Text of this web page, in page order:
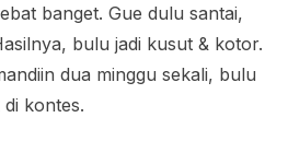
banget. Gue dulu santai,
bulu jadi kusut & kotor.
dua minggu sekali, bulu
kontes.